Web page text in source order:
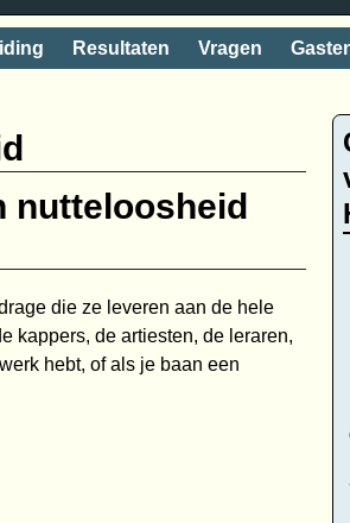
Resultaten Vragen
nutteloosheid
die ze leveren aan de hele
kappers, de artiesten, de leraren,
hebt, of als je baan een